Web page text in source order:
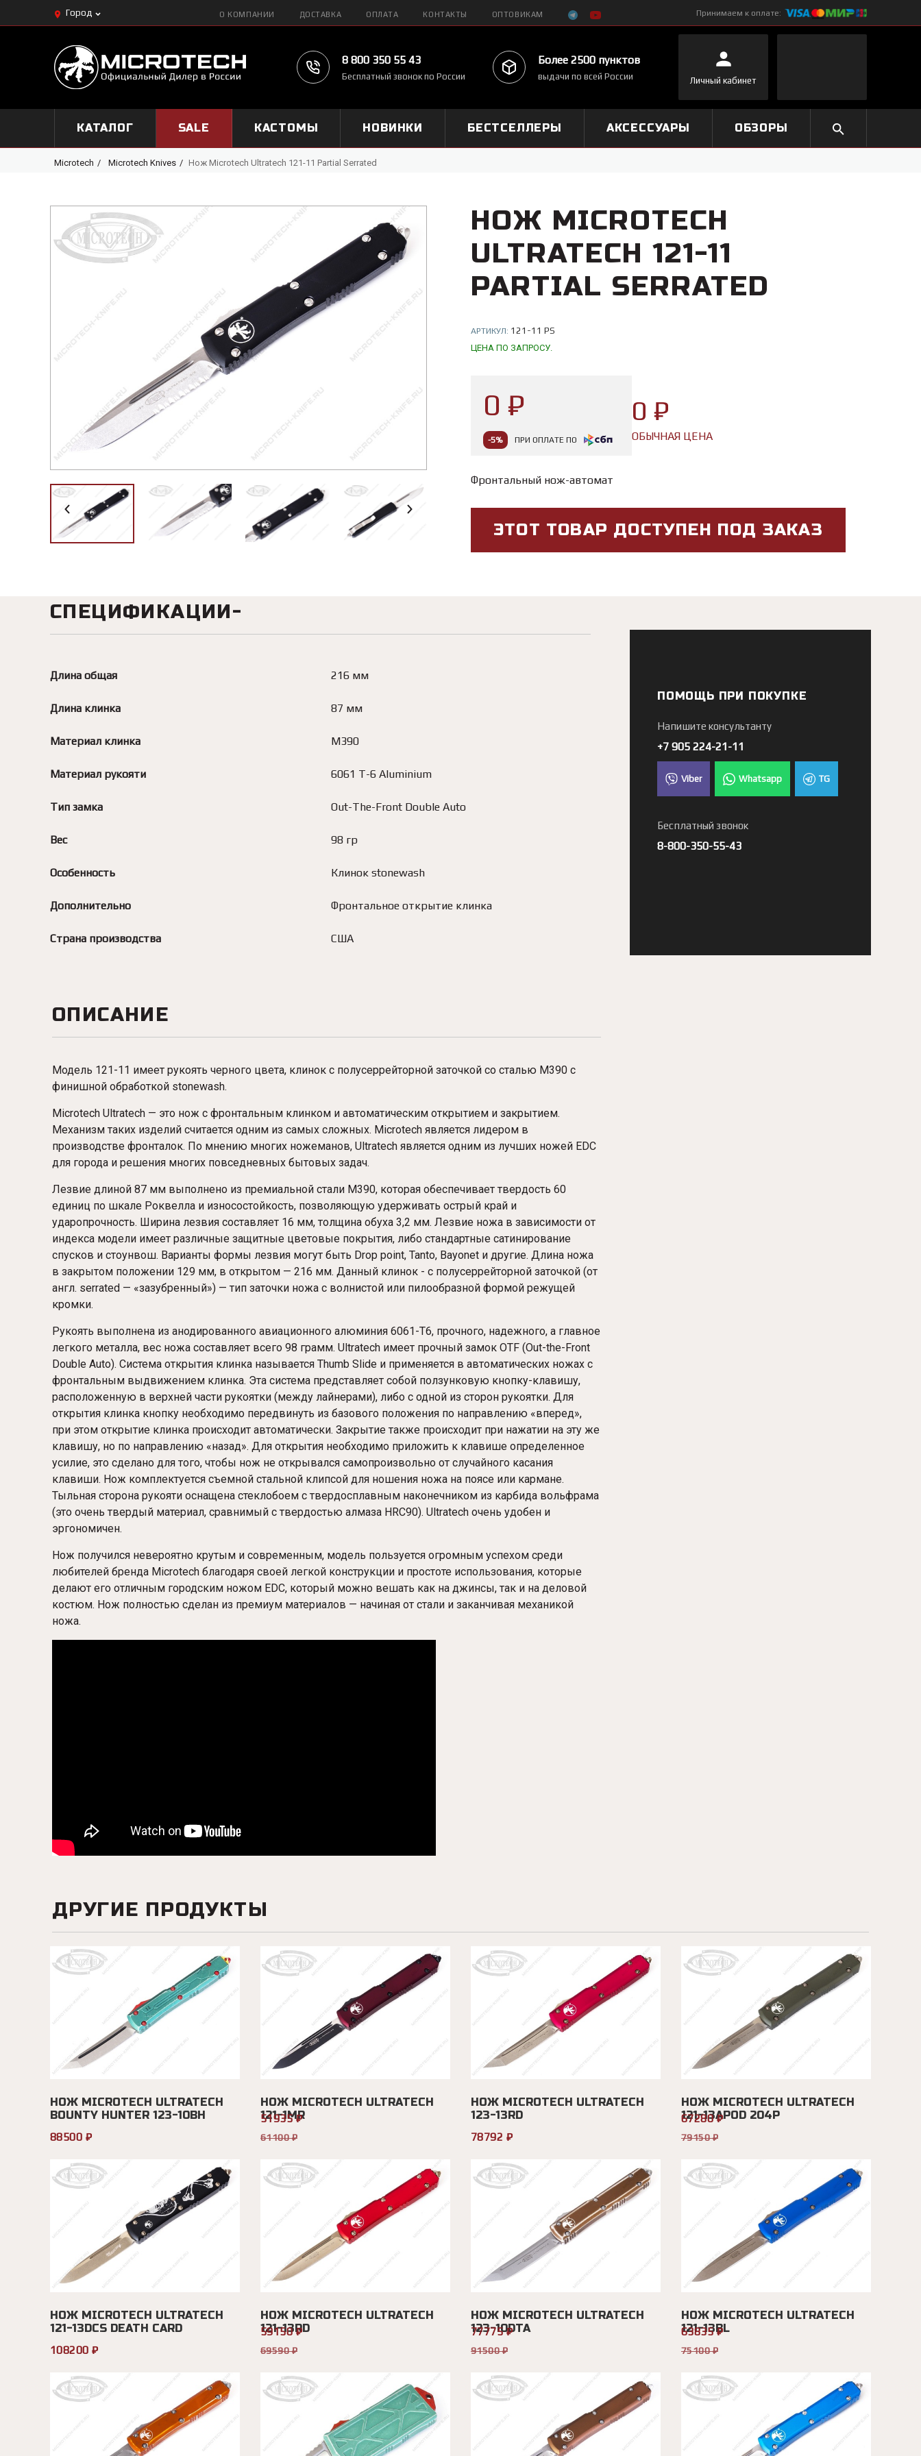
Город О КОМПАНИИ ДОСТАВКА ОПЛАТА КОНТАКТЫ ОПТОВИКАМ Принимаем к оплате:
8 800 350 55 43
Бесплатный звонок по России
Более 2500 пунктов
выдачи по всей России Личный кабинет
КАТАЛОГ SALE КАСТОМЫ НОВИНКИ БЕСТСЕЛЛЕРЫ АКСЕССУАРЫ ОБЗОРЫ
Microtech Microtech Knives Нож Microtech Ultratech 121-11 Partial Serrated
НОЖ MICROTECH
ULTRATECH 121-11
PARTIAL SERRATED
АРТИКУЛ: 121-11 PS
ЦЕНА ПО ЗАПРОСУ.
0 ₽
-5% ПРИ ОПЛАТЕ ПО
0 ₽
ОБЫЧНАЯ ЦЕНА
Фронтальный нож-автомат
ЭТОТ ТОВАР ДОСТУПЕН ПОД ЗАКАЗ
СПЕЦИФИКАЦИИ
Длина общая 216 мм
Длина клинка 87 мм
Материал клинка M390
Материал рукояти 6061 T-6 Aluminium
Тип замка Out-The-Front Double Auto
Вес 98 гр
Особенность Клинок stonewash
Дополнительно Фронтальное открытие клинка
Страна производства США
ПОМОЩЬ ПРИ ПОКУПКЕ
Напишите консультанту
+7 905 224-21-11
Viber Whatsapp TG
Бесплатный звонок
8-800-350-55-43
ОПИСАНИЕ
Модель 121-11 имеет рукоять черного цвета, клинок с полусеррейторной заточкой со сталью M390 с
финишной обработкой stonewash.
Microtech Ultratech — это нож с фронтальным клинком и автоматическим открытием и закрытием.
Механизм таких изделий считается одним из самых сложных. Microtech является лидером в
производстве фронталок. По мнению многих ножеманов, Ultratech является одним из лучших ножей EDC
для города и решения многих повседневных бытовых задач.
Лезвие длиной 87 мм выполнено из премиальной стали M390, которая обеспечивает твердость 60
единиц по шкале Роквелла и износостойкость, позволяющую удерживать острый край и
ударопрочность. Ширина лезвия составляет 16 мм, толщина обуха 3,2 мм. Лезвие ножа в зависимости от
индекса модели имеет различные защитные цветовые покрытия, либо стандартные сатинирование
спусков и стоунвош. Варианты формы лезвия могут быть Drop point, Tanto, Bayonet и другие. Длина ножа
в закрытом положении 129 мм, в открытом — 216 мм. Данный клинок - с полусеррейторной заточкой (от
англ. serrated — «зазубренный») — тип заточки ножа с волнистой или пилообразной формой режущей
кромки.
Рукоять выполнена из анодированного авиационного алюминия 6061-T6, прочного, надежного, а главное
легкого металла, вес ножа составляет всего 98 грамм. Ultratech имеет прочный замок OTF (Out-the-Front
Double Auto). Система открытия клинка называется Thumb Slide и применяется в автоматических ножах с
фронтальным выдвижением клинка. Эта система представляет собой ползунковую кнопку-клавишу,
расположенную в верхней части рукоятки (между лайнерами), либо с одной из сторон рукоятки. Для
открытия клинка кнопку необходимо передвинуть из базового положения по направлению «вперед»,
при этом открытие клинка происходит автоматически. Закрытие также происходит при нажатии на эту же
клавишу, но по направлению «назад». Для открытия необходимо приложить к клавише определенное
усилие, это сделано для того, чтобы нож не открывался самопроизвольно от случайного касания
клавиши. Нож комплектуется съемной стальной клипсой для ношения ножа на поясе или кармане.
Тыльная сторона рукояти оснащена стеклобоем с твердосплавным наконечником из карбида вольфрама
(это очень твердый материал, сравнимый с твердостью алмаза HRC90). Ultratech очень удобен и
эргономичен.
Нож получился невероятно крутым и современным, модель пользуется огромным успехом среди
любителей бренда Microtech благодаря своей легкой конструкции и простоте использования, которые
делают его отличным городским ножом EDC, который можно вешать как на джинсы, так и на деловой
костюм. Нож полностью сделан из премиум материалов — начиная от стали и заканчивая механикой
ножа.
ДРУГИЕ ПРОДУКТЫ
НОЖ MICROTECH ULTRATECH
BOUNTY HUNTER 123-10BH
88500 ₽
НОЖ MICROTECH ULTRATECH
121-1MR
51935 ₽
61100 ₽
НОЖ MICROTECH ULTRATECH
123-13RD
78792 ₽
НОЖ MICROTECH ULTRATECH
121-13APOD 204P
67280 ₽
79150 ₽
НОЖ MICROTECH ULTRATECH
121-13DCS DEATH CARD
108200 ₽
НОЖ MICROTECH ULTRATECH
121-13RD
59150 ₽
69590 ₽
НОЖ MICROTECH ULTRATECH
123-10DTA
77775 ₽
91500 ₽
НОЖ MICROTECH ULTRATECH
121-13BL
63835 ₽
75100 ₽